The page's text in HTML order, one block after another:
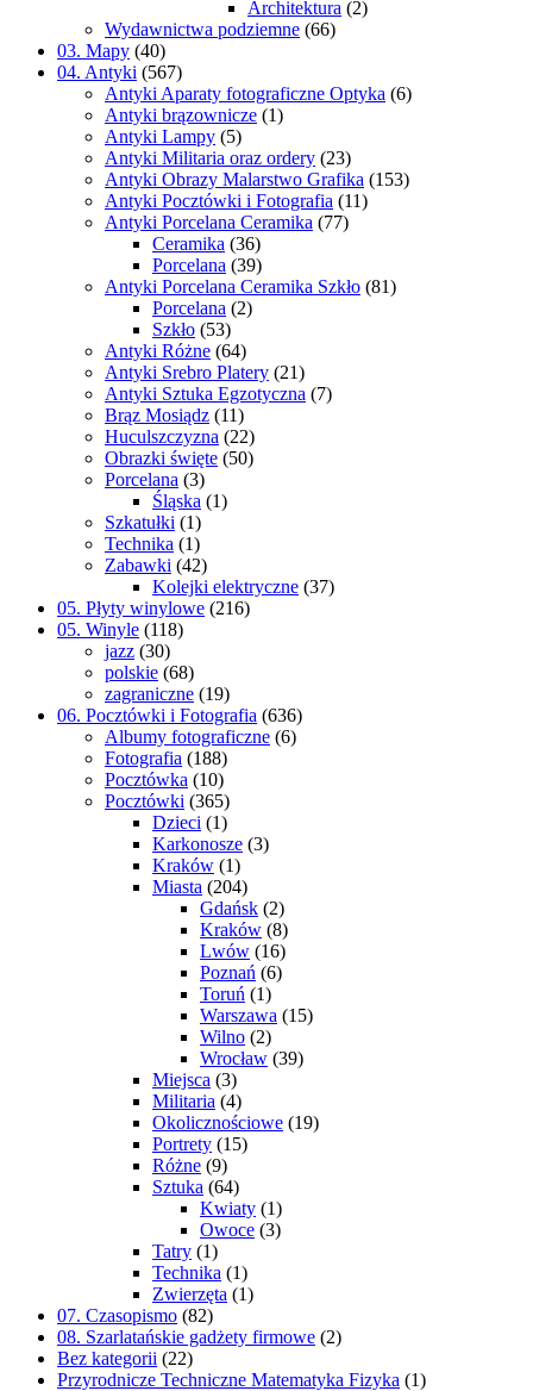
Architektura (2)
Wydawnictwa podziemne (66)
03. Mapy (40)
04. Antyki (567)
Antyki Aparaty fotograficzne Optyka (6)
Antyki brązownicze (1)
Antyki Lampy (5)
Antyki Militaria oraz ordery (23)
Antyki Obrazy Malarstwo Grafika (153)
Antyki Pocztówki i Fotografia (11)
Antyki Porcelana Ceramika (77)
Ceramika (36)
Porcelana (39)
Antyki Porcelana Ceramika Szkło (81)
Porcelana (2)
Szkło (53)
Antyki Różne (64)
Antyki Srebro Platery (21)
Antyki Sztuka Egzotyczna (7)
Brąz Mosiądz (11)
Huculszczyzna (22)
Obrazki święte (50)
Porcelana (3)
Śląska (1)
Szkatułki (1)
Technika (1)
Zabawki (42)
Kolejki elektryczne (37)
05. Płyty winylowe (216)
05. Winyle (118)
jazz (30)
polskie (68)
zagraniczne (19)
06. Pocztówki i Fotografia (636)
Albumy fotograficzne (6)
Fotografia (188)
Pocztówka (10)
Pocztówki (365)
Dzieci (1)
Karkonosze (3)
Kraków (1)
Miasta (204)
Gdańsk (2)
Kraków (8)
Lwów (16)
Poznań (6)
Toruń (1)
Warszawa (15)
Wilno (2)
Wrocław (39)
Miejsca (3)
Militaria (4)
Okolicznościowe (19)
Portrety (15)
Różne (9)
Sztuka (64)
Kwiaty (1)
Owoce (3)
Tatry (1)
Technika (1)
Zwierzęta (1)
07. Czasopismo (82)
08. Szarlatańskie gadżety firmowe (2)
Bez kategorii (22)
Przyrodnicze Techniczne Matematyka Fizyka (1)